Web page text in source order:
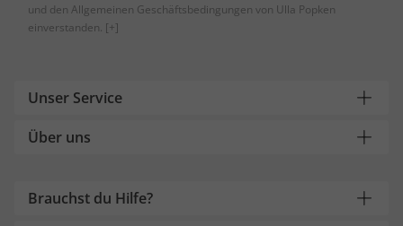
und den Allgemeinen Geschäftsbedingungen von Ulla Popken
einverstanden. [+]
Unser Service
Über uns
Brauchst du Hilfe?